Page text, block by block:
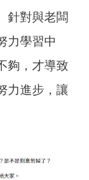
針對與老闆
力學習中
夠，才導致
力進步，讓